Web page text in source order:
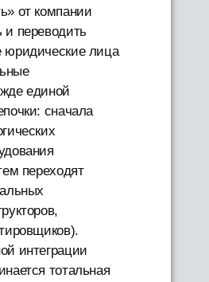
от компании
и переводить
юридические лица
единой
сначала
переходят
интеграции
тотальная